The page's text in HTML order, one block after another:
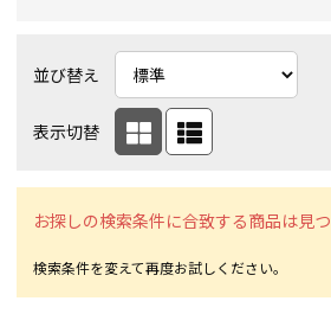
並び替え
表示切替
お探しの検索条件に合致する商品は見